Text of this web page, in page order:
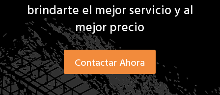
brindarte el mejor servicio y al
mejor precio
Contactar Ahora